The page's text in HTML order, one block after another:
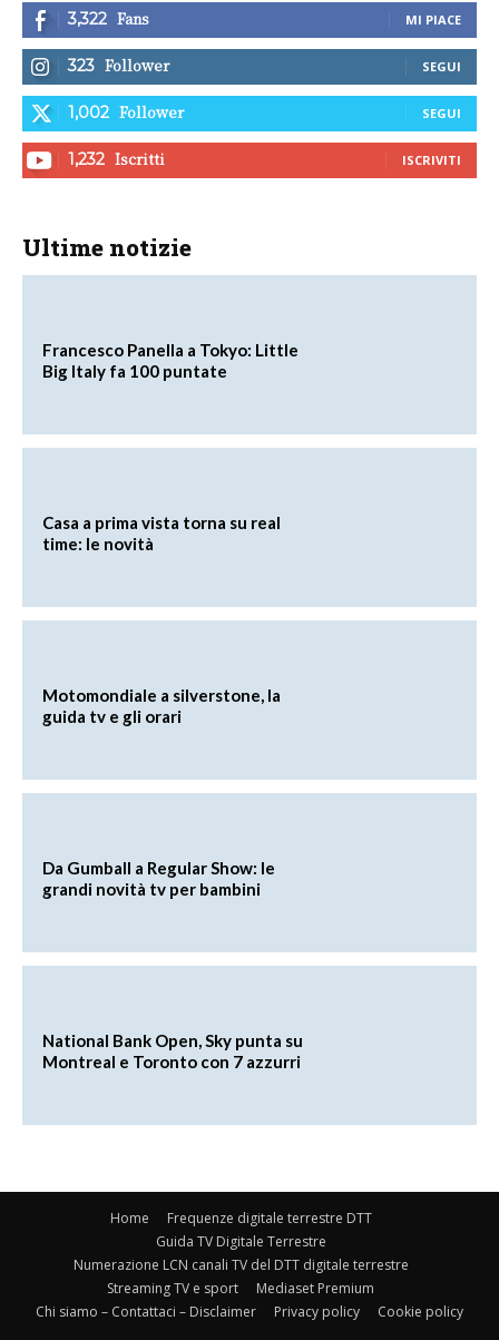
3,322 Fans MI PIACE
323 Follower SEGUI
1,002 Follower SEGUI
1,232 Iscritti ISCRIVITI
Ultime notizie
Francesco Panella a Tokyo: Little
Big Italy fa 100 puntate
Casa a prima vista torna su real
time: le novità
Motomondiale a silverstone, la
guida tv e gli orari
Da Gumball a Regular Show: le
grandi novità tv per bambini
National Bank Open, Sky punta su
Montreal e Toronto con 7 azzurri
Home
Frequenze digitale terrestre DTT
Guida TV Digitale Terrestre
Numerazione LCN canali TV del DTT digitale terrestre
Streaming TV e sport
Mediaset Premium
Chi siamo – Contattaci – Disclaimer
Privacy policy Cookie policy